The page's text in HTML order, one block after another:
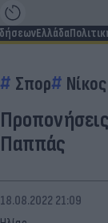
Ελλάδα
Σπορ
Παππάς
18.08.2022 21:09